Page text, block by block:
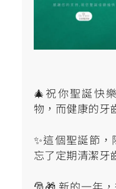
🎄祝你聖誕快
物，而健康的牙
✨這個聖誕節
忘了定期清潔牙